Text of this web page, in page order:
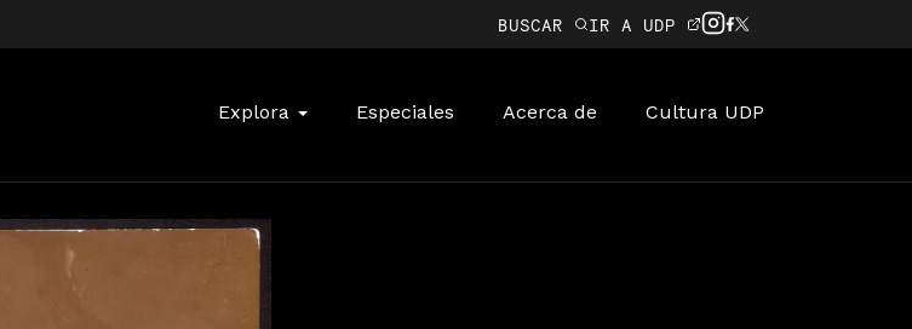
BUSCAR IR A UDP
Explora Especiales Acerca de Cultura UDP